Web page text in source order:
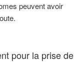
peuvent avoir
pour la prise de